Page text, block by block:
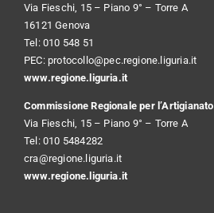
Via Fieschi, 15 – Piano 9° – Torre A
16121 Genova
Tel: 010 548 51
PEC: protocollo@pec.regione.liguria.it
www.regione.liguria.it
Commissione Regionale per l’Artigianato
Via Fieschi, 15 – Piano 9° – Torre A
Tel: 010 5484282
cra@regione.liguria.it
www.regione.liguria.it